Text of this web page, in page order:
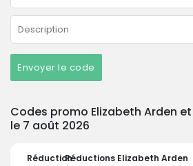
Envoyer le code
Codes promo Elizabeth Arden
le 7 août 2026
RéductionRéductions Elizabeth Arden